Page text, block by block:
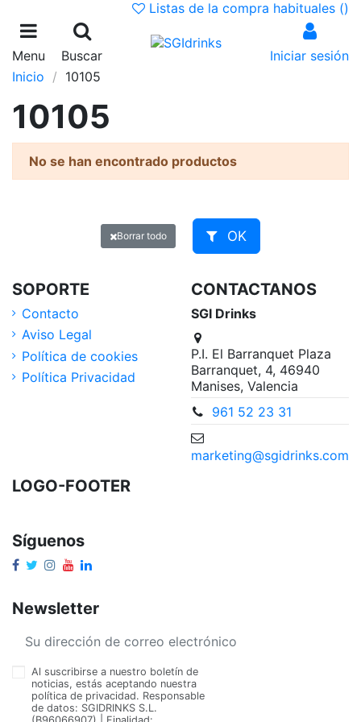
Listas de la compra habituales ()
Menu Buscar
Iniciar sesión
Inicio
10105
10105
No se han encontrado productos
Borrar todo OK
SOPORTE
Contacto
Aviso Legal
Política de cookies
Política Privacidad
CONTACTANOS
SGI Drinks
P.I. El Barranquet Plaza
Barranquet, 4, 46940
Manises, Valencia
961 52 23 31
marketing@sgidrinks.com
LOGO-FOOTER
Síguenos
Newsletter
Al suscribirse a nuestro boletín de
noticias, estás aceptando nuestra
política de privacidad. Responsable
de datos: SGIDRINKS S.L.